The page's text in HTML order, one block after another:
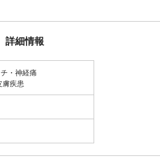
詳細情報
・神経痛
膚疾患